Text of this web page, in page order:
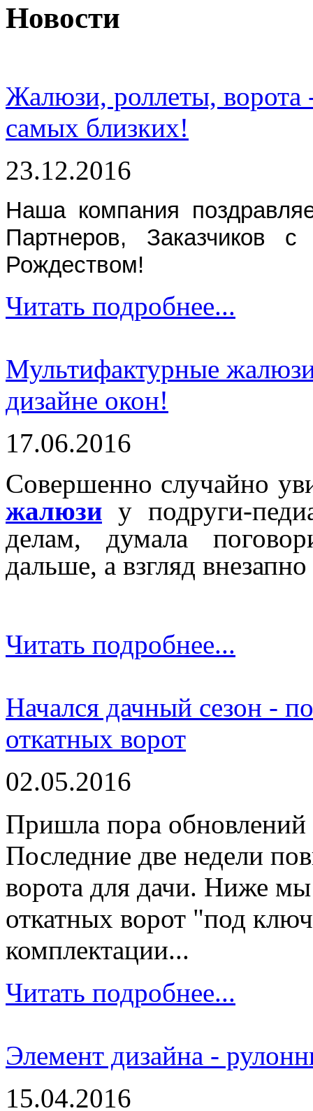
Новости
Жалюзи, роллеты, ворота
самых близких!
23.12.2016
Наша компания
Партнеров,
Рождеством!
Читать подробнее...
Мультифактурные
дизайне окон!
17.06.2016
Совершенно случайно
жалюзи у подруги-
делам, думала
дальше, а взгляд
Читать подробнее...
Начался дачный сезон -
откатных ворот
02.05.2016
Пришла пора
Последние две недели
ворота для дачи. Ниже
откатных ворот "под
комплектации...
Читать подробнее...
Элемент дизайна -
15.04.2016